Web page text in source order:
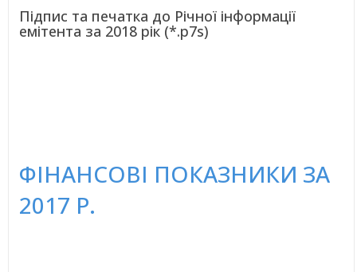
Підпис та печатка до Річної інформації
емітента за 2018 рік (*.p7s)
ФІНАНСОВІ ПОКАЗНИКИ ЗА
2017 Р.